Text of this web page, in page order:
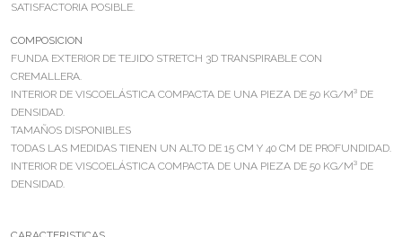
SATISFACTORIA POSIBLE.
COMPOSICION
FUNDA EXTERIOR DE TEJIDO STRETCH 3D TRANSPIRABLE CON
CREMALLERA.
INTERIOR DE VISCOELÁSTICA COMPACTA DE UNA PIEZA DE 50 KG/M³ DE
DENSIDAD.
TAMAÑOS DISPONIBLES
TODAS LAS MEDIDAS TIENEN UN ALTO DE 15 CM Y 40 CM DE PROFUNDIDAD.
INTERIOR DE VISCOELÁSTICA COMPACTA DE UNA PIEZA DE 50 KG/M³ DE
DENSIDAD.